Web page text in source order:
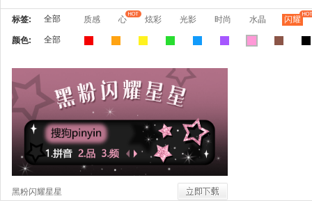
标签: 全部 质感 心 炫彩 光影 时尚 水晶 闪耀
颜色: 全部
黑粉闪耀星星